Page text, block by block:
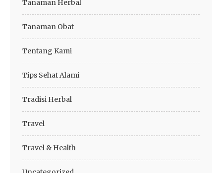
Tanaman Herbal
Tanaman Obat
Tentang Kami
Tips Sehat Alami
Tradisi Herbal
Travel
Travel & Health